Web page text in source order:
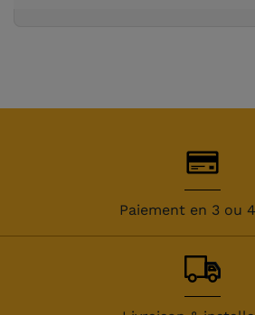
Paiement en 3 ou